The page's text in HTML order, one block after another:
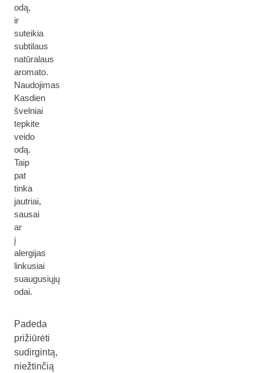
odą,
ir
suteikia
subtilaus
natūralaus
aromato.
Naudojimas
Kasdien
švelniai
tepkite
veido
odą.
Taip
pat
tinka
jautriai,
sausai
ar
į
alergijas
linkusiai
suaugusiųjų
odai.
Padeda
prižiūrėti
sudirgintą,
niežtinčią